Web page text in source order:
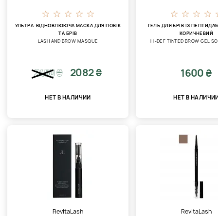
УЛЬТРА-ВІДНОВЛЮЮЧА МАСКА ДЛЯ ПОВІК
ТА БРІВ
LASH AND BROW MASQUE
2450₴ 2082 ₴
НЕТ В НАЛИЧИИ
ГЕЛЬ ДЛЯ БРІВ ІЗ
КОРИЧНЕВИЙ
HI-DEF TINTED BROW GEL
1600 ₴
НЕТ В
RevitaLash RevitaLash